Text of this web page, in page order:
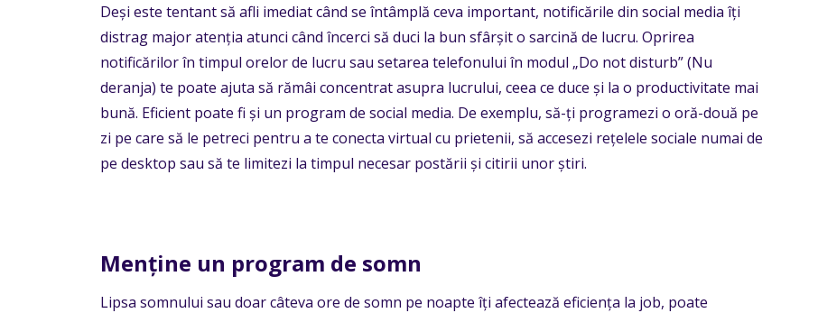
Deși este tentant să afli imediat când se întâmplă ceva important, notificările din social media îți
distrag major atenția atunci când încerci să duci la bun sfârșit o sarcină de lucru. Oprirea
notificărilor în timpul orelor de lucru sau setarea telefonului în modul „Do not disturb” (Nu
deranja) te poate ajuta să rămâi concentrat asupra lucrului, ceea ce duce și la o productivitate mai
bună. Eficient poate fi și un program de social media. De exemplu, să-ți programezi o oră-două pe
zi pe care să le petreci pentru a te conecta virtual cu prietenii, să accesezi rețelele sociale numai de
pe desktop sau să te limitezi la timpul necesar postării și citirii unor știri.
Menține un program de somn
Lipsa somnului sau doar câteva ore de somn pe noapte îți afectează eficiența la job, poate